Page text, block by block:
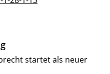
startet als neuer